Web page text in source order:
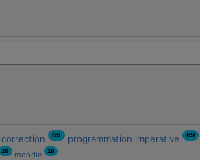
correction 69 programmation imperative 69
29 moodle 29